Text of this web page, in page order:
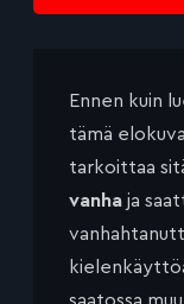
Ennen kuin
tämä
tarkoittaa
vanha ja
saatossa